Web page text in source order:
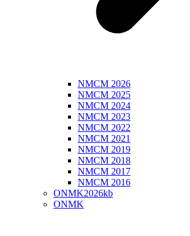
NMCM 2026
NMCM 2025
NMCM 2024
NMCM 2023
NMCM 2022
NMCM 2021
NMCM 2019
NMCM 2018
NMCM 2017
NMCM 2016
ONMK2026kb
ONMK